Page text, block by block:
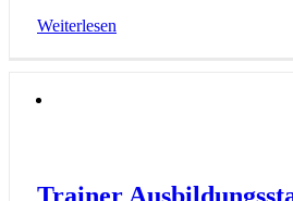
Weiterlesen